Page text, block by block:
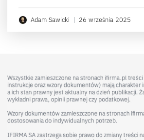
Adam Sawicki | 26 września 2025